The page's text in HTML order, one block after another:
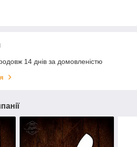
14 днів за домовленістю